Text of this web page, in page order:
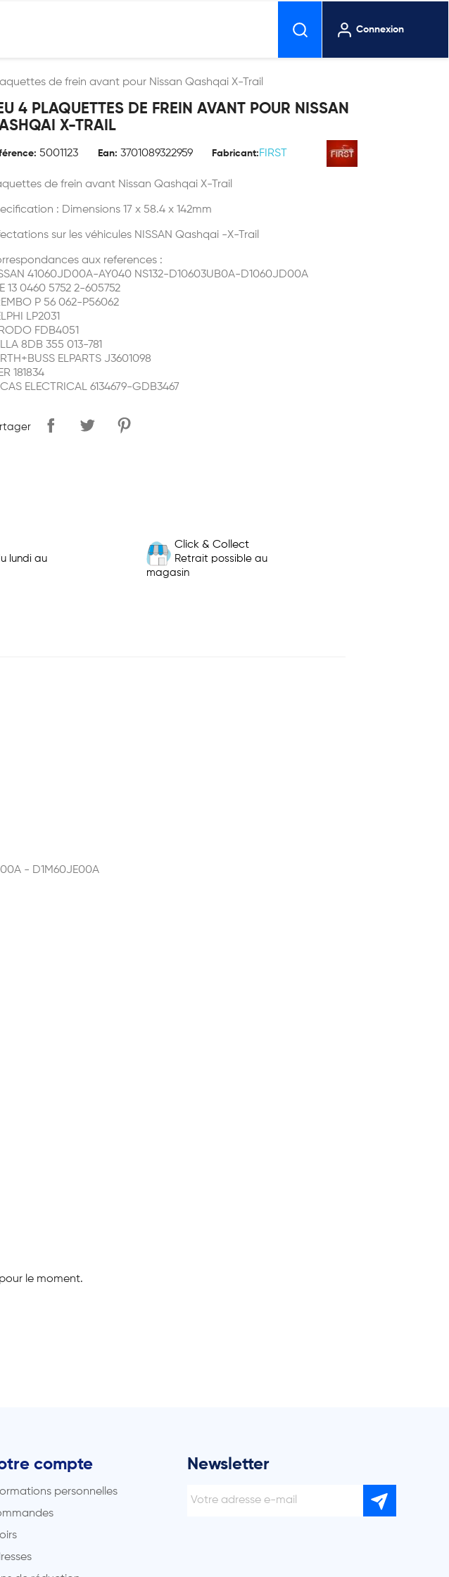
Connexion
de frein avant pour Nissan Qashqai X-Trail
4 PLAQUETTES DE FREIN AVANT POUR NISSAN
X-TRAIL
5001123 Ean: 3701089322959 Fabricant: FIRST
de frein avant Nissan Qashqai X-Trail
: Dimensions 17 x 58.4 x 142mm
sur les véhicules NISSAN Qashqai -X-Trail
aux references :
41060JD00A-AY040 NS132-D10603UB0A-D1060JD00A
13 0460 5752 2-605752
P 56 062-P56062
LP2031
FDB4051
8DB 355 013-781
ELPARTS J3601098
181834
ELECTRICAL 6134679-GDB3467
lundi au
Click & Collect
Retrait possible au
magasin
- D1M60JE00A
le moment.
compte
personnelles
Newsletter